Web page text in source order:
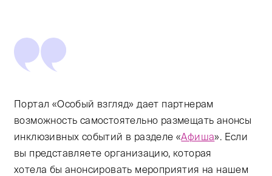
Портал «Особый взгляд» дает партнерам
возможность самостоятельно размещать анонсы
инклюзивных событий в разделе «Афиша». Если
вы представляете организацию, которая
хотела бы анонсировать мероприятия на нашем